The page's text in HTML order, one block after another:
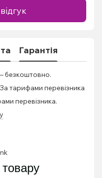
Гарантія
безкоштовно.
тарифами перевізника
перевізника.